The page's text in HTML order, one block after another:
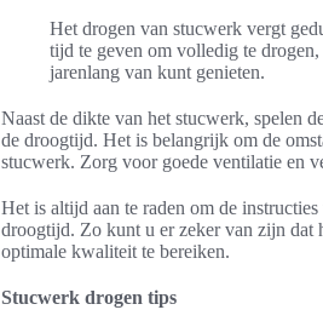
Het drogen van stucwerk vergt
tijd te geven om volledig te
jarenlang van kunt genieten.
Naast de dikte van het stucwerk, spelen
de droogtijd. Het is belangrijk om de
stucwerk. Zorg voor goede ventilatie en
Het is altijd aan te raden om de
droogtijd. Zo kunt u er zeker van zijn dat
optimale kwaliteit te bereiken.
Stucwerk drogen tips